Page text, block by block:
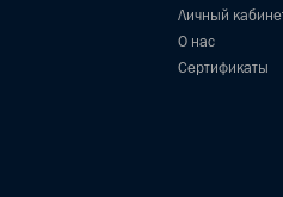
Личный
О нас
Сертификаты